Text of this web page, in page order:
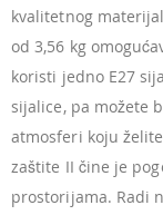
kvalitetnog
od 3,56 kg
koristi jedno E27
sijalice, pa možete
atmosferi koju
zaštite II čine je
prostorijama. Radi